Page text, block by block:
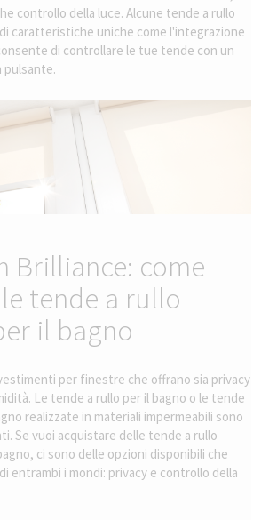
controllo della luce. Alcune tende a rullo
caratteristiche uniche come l'integrazione
di controllare le tue tende con un
pulsante.
Brilliance: come
tende a rullo
il bagno
per finestre che offrano sia privacy
Le tende a rullo per il bagno o le tende
realizzate in materiali impermeabili sono
Se vuoi acquistare delle tende a rullo
ci sono delle opzioni disponibili che
entrambi i mondi: privacy e controllo della